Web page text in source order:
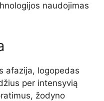
naudojimas
afazija, logopedas
per intensyvią
žodyno